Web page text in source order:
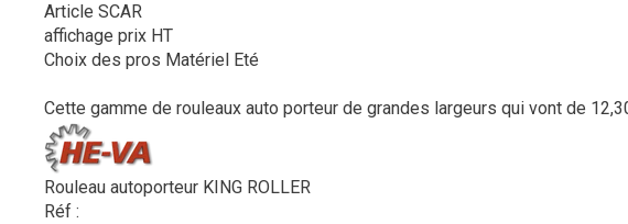
Article SCAR
affichage prix HT
Choix des pros Matériel Eté
Cette gamme de rouleaux auto porteur de grandes largeurs qui vont de
Rouleau autoporteur KING ROLLER
Réf :